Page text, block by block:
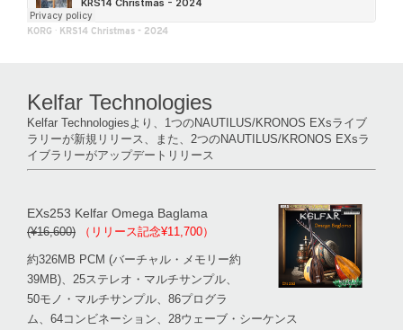
KORG · KRS14 Christmas - 2024
Kelfar Technologies
Kelfar Technologiesより、1つのNAUTILUS/KRONOS EXsライブ
ラリーが新規リリース、また、2つのNAUTILUS/KRONOS EXsラ
イブラリーがアップデートリリース
EXs253 Kelfar Omega Baglama
(¥16,600) （リリース記念¥11,700）
約326MB PCM (バーチャル・メモリー約
39MB)、25ステレオ・マルチサンプル、
50モノ・マルチサンプル、86プログラ
ム、64コンビネーション、28ウェーブ・シーケンス